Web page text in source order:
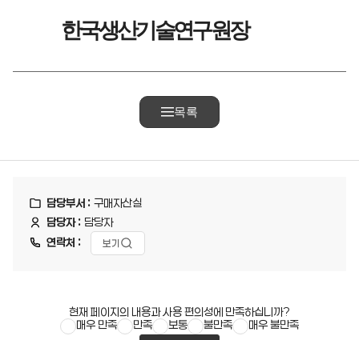
한 국 생 산 기 술 연 구 원 장
목록
담당부서 : 구매자산실
담당자 : 담당자
연락처 :
보기
현재 페이지의 내용과 사용 편의성에 만족하십니까?
매우 만족
만족 보통 불만족 매우 불만족